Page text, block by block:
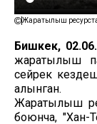
Жаратылыш
Бишкек,
жаратылыш
сейрек
алынган.
Жаратылыш
боюнча, "Хан-